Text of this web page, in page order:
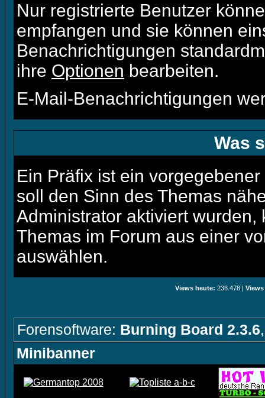
Nur registrierte Benutzer
empfangen und sie können
Benachrichtigungen
ihre Optionen bearbeiten.
E-Mail-Benachrichtigungen
Was
Ein Präfix ist ein
soll den Sinn des Themas
Administrator aktiviert
Themas im Forum aus einer
auswählen.
Views heute: 238.478 |
Forensoftware: Burning Board 2.3.6
Minibanner